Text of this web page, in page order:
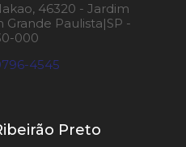
46320 - Jardim
Grande Paulista|SP -
000
4545
Preto